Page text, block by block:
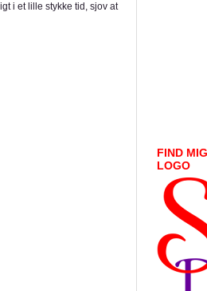
i et lille stykke tid, sjov at
FIND
LOGO